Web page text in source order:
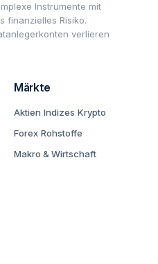
Instrumente mit
finanzielles Risiko.
verlieren
Märkte
Aktien Indizes Krypto
Forex Rohstoffe
Makro & Wirtschaft